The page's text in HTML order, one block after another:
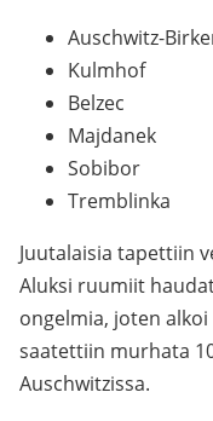
Auschwitz-
Kulmhof
Belzec
Majdanek
Sobibor
Tremblinka
Juutalaisia tapettiin
Aluksi ruumiit
ongelmia, joten
saatettiin murhata
Auschwitzissa.